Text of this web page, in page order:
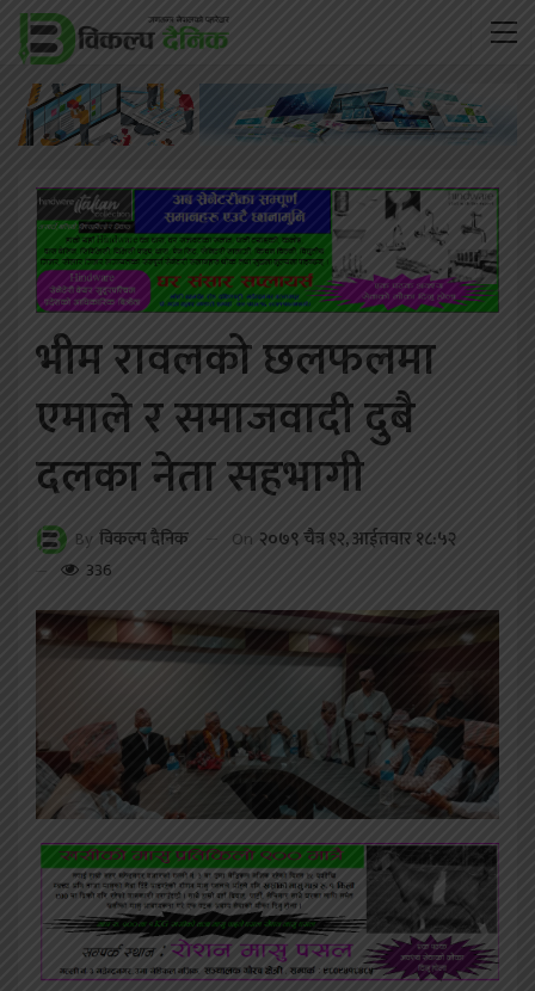
भीम रावलको छलफलमा
एमाले र समाजवादी दुबै
दलका नेता सहभागी
By विकल्प दैनिक On २०७९ चैत्र १२, आईतवार १८:५२
336